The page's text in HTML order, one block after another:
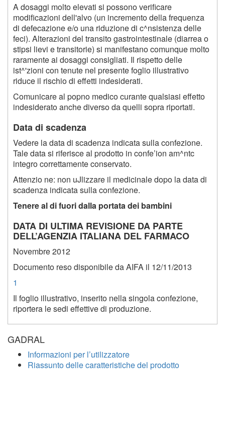
A dosaggi molto elevati si possono verificare
modificazioni dell'alvo (un incremento della frequenza
di defecazione e/o una riduzione di c^nsistenza delle
feci). Alterazioni del transito gastrointestinale (diarrea o
stipsi lievi e transitorie) si manifestano comunque molto
raramente ai dosaggi consigliati. Il rispetto delle
ist^'zioni con tenute nel presente foglio illustrativo
riduce il rischio di effetti indesiderati.
Comunicare al popno medico curante qualsiasi effetto
indesiderato anche diverso da quelli sopra riportati.
Data di scadenza
Vedere la data di scadenza indicata sulla confezione.
Tale data si riferisce al prodotto in confe’ion am^ntc
integro correttamente conservato.
Attenzio ne: non uJlizzare il medicinale dopo la data di
scadenza indicata sulla confezione.
Tenere al di fuori dalla portata dei bambini
DATA DI ULTIMA REVISIONE DA PARTE
DELL’AGENZIA ITALIANA DEL FARMACO
Novembre 2012
Documento reso disponibile da AIFA il 12/11/2013
1
Il foglio illustrativo, inserito nella singola confezione,
riportera le sedi effettive di produzione.
GADRAL
Informazioni per l’utilizzatore
Riassunto delle caratteristiche del prodotto